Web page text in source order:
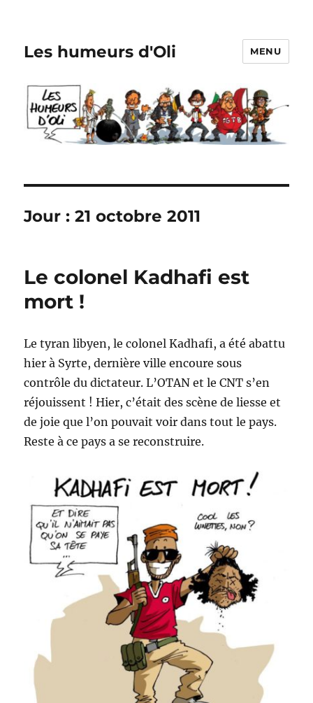
Les humeurs d'Oli MENU
Jour :21 octobre 2011
Le colonel Kadhafi est
mort !
Le tyran libyen, le colonel Kadhafi, a été abattu
hier à Syrte, dernière ville encoure sous
contrôle du dictateur. L’OTAN et le CNT s’en
réjouissent ! Hier, c’était des scène de liesse et
de joie que l’on pouvait voir dans tout le pays.
Reste à ce pays a se reconstruire.